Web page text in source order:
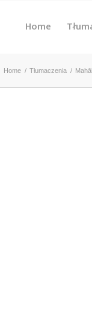
Home
Home / Tłumaczenia /